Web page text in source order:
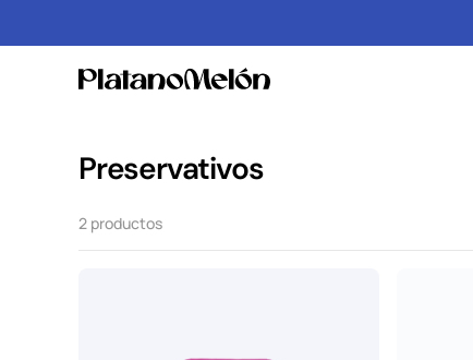
Preservativos
2 productos